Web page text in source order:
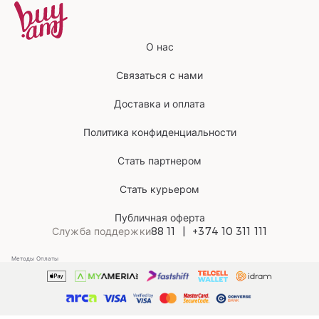
О нас
Связаться с нами
Доставка и оплата
Политика конфиденциальности
Стать партнером
Стать курьером
Публичная оферта
Служба поддержки88 11 +374 10 311 111
Методы Оплаты